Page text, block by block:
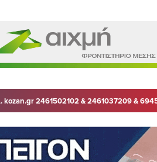
kozan.gr 2461502102 & 2461037209 &